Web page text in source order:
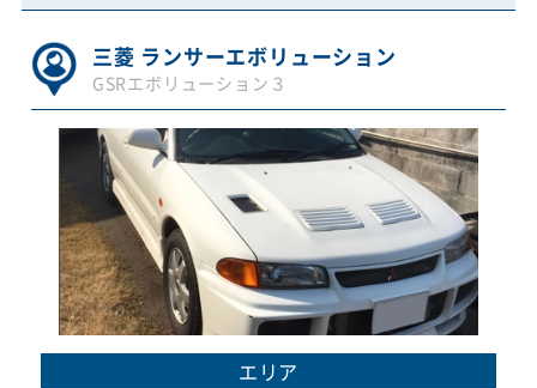
三菱 ランサーエボリューション
GSRエボリューション３
エリア